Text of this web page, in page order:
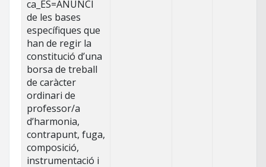
ca_ES=ANUNCI
de les bases
específiques que
han de regir la
constitució d’una
borsa de treball
de caràcter
ordinari de
professor/a
d’harmonia,
contrapunt, fuga,
composició,
instrumentació i